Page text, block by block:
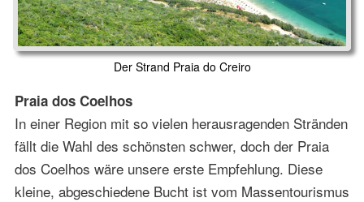
Der Strand Praia do Creiro
Praia dos Coelhos
In einer Region mit so vielen herausragenden Stränden
fällt die Wahl des schönsten schwer, doch der Praia
dos Coelhos wäre unsere erste Empfehlung. Diese
kleine, abgeschiedene Bucht ist vom Massentourismus